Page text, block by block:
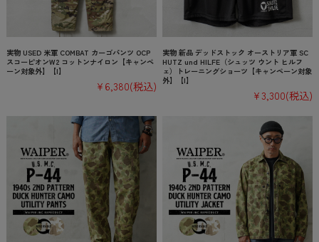
実物 USED 米軍 COMBAT カーゴパンツ OCP
スコーピオンW2 コットンナイロン【キャンペ
ーン対象外】【I】
¥6,380(税込)
実物 新品 デッドストック オーストリア軍 SC
HUTZ und HILFE（シュッツ ウント ヒルフ
ェ）トレーニングショーツ【キャンペーン対象
外】【I】
¥3,300(税込)